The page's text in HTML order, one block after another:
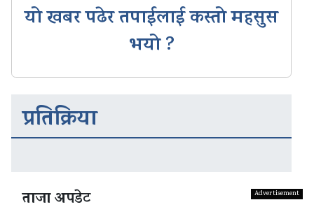
यो खबर पढेर तपाईलाई कस्तो महसुस
भयो ?
प्रतिक्रिया
ताजा अपडेट